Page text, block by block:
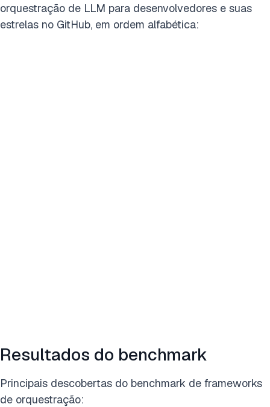
orquestração de LLM para desenvolvedores e suas
estrelas no GitHub, em ordem alfabética:
Resultados do benchmark
Principais descobertas do benchmark de frameworks
de orquestração: